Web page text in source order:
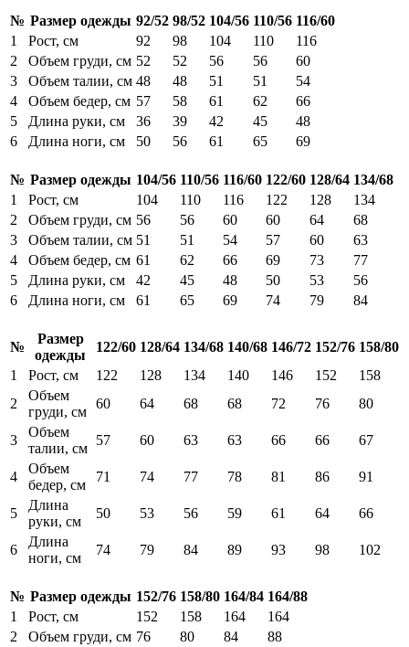
№ Размер одежды 92/52 98/52 104/56 110/56 116/60
1
Рост, см 92 98 104 110
116
2
Объем груди, см 52 52 56 56
60
3
Объем талии, см 48 48 51 51
54
4
Объем бедер, см 57 58 61 62
66
5
Длина руки, см 36 39 42 45
48
6
Длина ноги, см 50 56 61 65 69
№ Размер одежды 104/56 110/56 116/60 122/60 128/64 134/68
1
Рост, см 104 110 116 122 128
134
2
Объем груди, см 56 56 60 60 64
68
3
Объем талии, см 51 51 54 57 60
63
4
Объем бедер, см 61 62 66 69 73
77
5
Длина руки, см 42 45 48 50 53
56
6
Длина ноги, см 61 65 69 74 79 84
№
Размер
одежды
122/60 128/64 134/68 140/68 146/72 152/76 158/80
1
Рост, см 122 128 134 140 146 152
158
2
Объем
груди, см
60 64 68 68 72 76 80
3
Объем
талии, см
57 60 63 63 66 66 67
4
Объем
бедер, см
71 74 77 78 81 86 91
5
Длина
руки, см
50 53 56 59 61 64 66
6
Длина
ноги, см
74 79 84 89 93 98 102
№ Размер одежды 152/76 158/80 164/84 164/88
1
Рост, см 152 158 164
164
2
Объем груди, см 76 80 84
88